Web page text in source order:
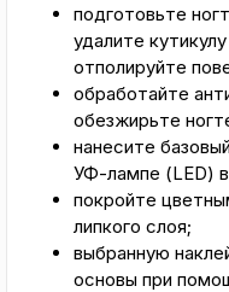
подготовьте
удалите
отполируйте
обработайте
обезжирьте
нанесите
УФ-лампе (LED)
покройте
липкого слоя;
выбранную
основы при